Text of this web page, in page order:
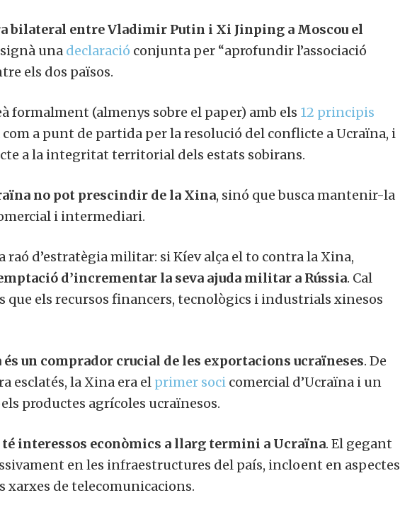
bilateral entre Vladimir Putin i Xi Jinping a Moscou el
signà una declaració conjunta per “aprofundir l’associació
els dos països.
formalment (almenys sobre el paper) amb els 12 principis
a punt de partida per la resolució del conflicte a Ucraïna, i
a la integritat territorial dels estats sobirans.
no pot prescindir de la Xina, sinó que busca mantenir-la
i intermediari.
d’estratègia militar: si Kíev alça el to contra la Xina,
d’incrementar la seva ajuda militar a Rússia. Cal
que els recursos financers, tecnològics i industrials xinesos
és un comprador crucial de les exportacions ucraïneses. De
esclatés, la Xina era el primer soci comercial d’Ucraïna i un
productes agrícoles ucraïnesos.
interessos econòmics a llarg termini a Ucraïna. El gegant
en les infraestructures del país, incloent en aspectes
xarxes de telecomunicacions.